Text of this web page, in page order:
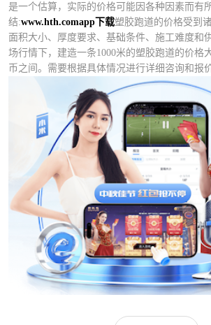
是一个估算，实际的价格可能因各种因素而有
结:www.hth.comapp下载塑胶跑道的价格受到
面积大小、厚度要求、基础条件、施工难度和
场行情下，建造一条1000米的塑胶跑道的价格
币之间。需要根据具体情况进行详细咨询和报价